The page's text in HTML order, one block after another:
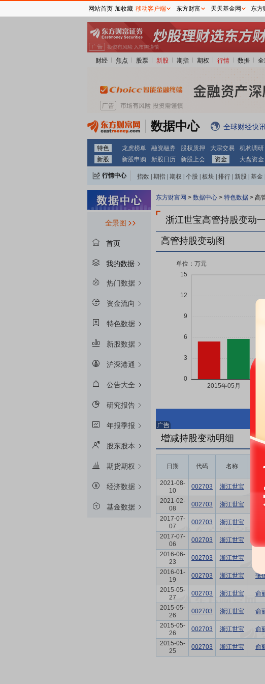
财经 焦点 股票 新股 期指 期权 行情 数据
数据中心 全球财经快
特色 龙虎榜单 融资融券 股权质押 大宗交易 机构调研
新股
新股申购 新股日历 新股上会 资金 大盘资金
行情中心 指数 期指 期权 个股 板块 排行 新股 基金
全景图
首页
我的数据
热门数据
资金流向
特色数据
新股数据
沪深港通
公告大全
研究报告
年报季报
股东股本
期货期权
经济数据
基金数据
东方财富网 > 数据中心 > 特色数据 > 高
浙江世宝高管持股变动
高管持股变动图
增减持股变动明细
日期 代码 名称 变
2021-08-
10
002703 浙江世宝 张
2021-02-
08
002703 浙江世宝 张
2017-07-
07
002703 浙江世宝
2017-07-
06
002703 浙江世宝
2016-06-
23
002703 浙江世宝
2016-01-
19
002703 浙江世宝 张
2015-05-
27
002703 浙江世宝 俞
2015-05-
26
002703 浙江世宝 俞
2015-05-
26
002703 浙江世宝 俞
2015-05-
25
002703 浙江世宝 俞
网站首页 加收藏 移动客户端 东方财富 天天基金网 东方